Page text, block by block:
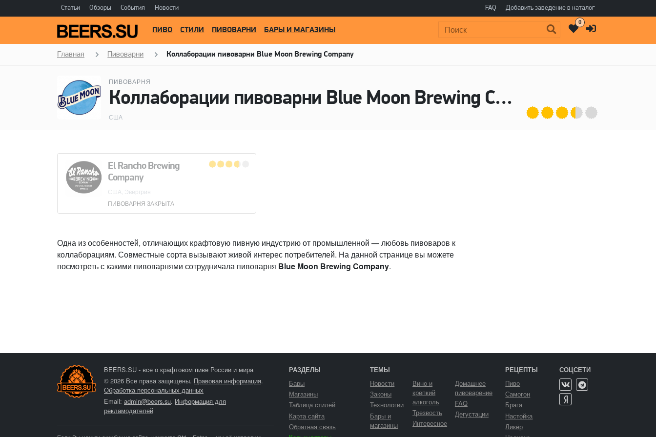
Статьи Обзоры События Новости FAQ Добавить заведение в каталог
Поиск:
ПИВО СТИЛИ ПИВОВАРНИ БАРЫ И МАГАЗИНЫ
0
Главная Пивоварни Коллаборации пивоварни Blue Moon Brewing Company
ПИВОВАРНЯ
Коллаборации пивоварни Blue Moon Brewing Company
США
El Rancho Brewing
Company
США, Эвергрин
ПИВОВАРНЯ ЗАКРЫТА
Одна из особенностей, отличающих крафтовую пивную индустрию от промышленной — любовь пивоваров к
коллаборациям. Совместные сорта вызывают живой интерес потребителей. На данной странице вы можете
посмотреть с какими пивоварнями сотрудничала пивоварня Blue Moon Brewing Company.
BEERS.SU - все о крафтовом пиве России и мира
© 2026 Все права защищены. Правовая информация.
Обработка персональных данных
Email: admin@beers.su. Информация для
рекламодателей
РАЗДЕЛЫ
Бары
Магазины
Таблица стилей
Карта сайта
Обратная связь
ТЕМЫ
Новости
Законы
Технологии
Бары и
магазины
Вино и
крепкий
алкоголь
Трезвость
Интересное
Домашнее
пивоварение
FAQ
Дегустации
РЕЦЕПТЫ
Пиво
Самогон
Брага
Настойка
Ликёр
СОЦСЕТИ